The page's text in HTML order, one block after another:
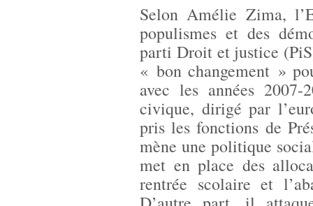
Selon Amélie Zima,
populismes et des
parti Droit et justice
« bon changement »
avec les années 2007-
civique, dirigé par
pris les fonctions de
mène une politique
met en place des
rentrée scolaire et